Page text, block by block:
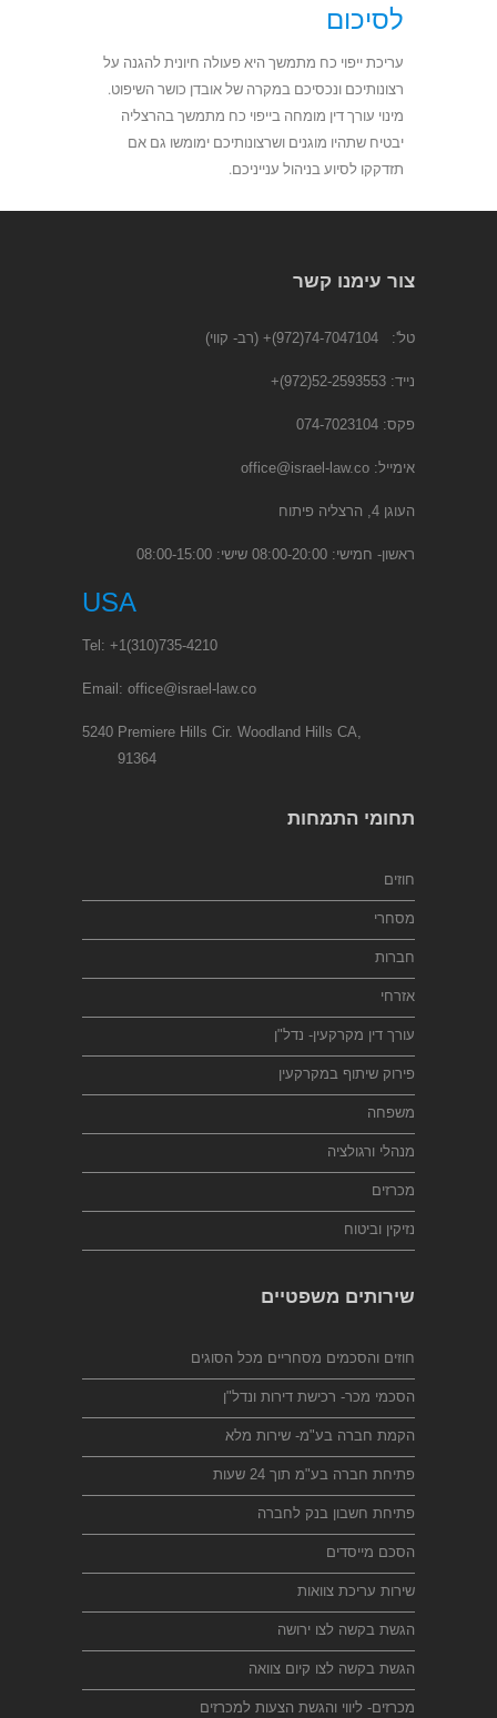
לסיכום
עריכת ייפוי כח מתמשך היא פעולה חיונית להגנה על
רצונותיכם ונכסיכם במקרה של אובדן כושר השיפוט.
מינוי עורך דין מומחה בייפוי כח מתמשך בהרצליה
יבטיח שתהיו מוגנים ושרצונותיכם ימומשו גם אם
תזדקקו לסיוע בניהול ענייניכם.
צור עימנו קשר
טל': 74-7047104(972)+ (רב- קווי)
נייד: 52-2593553(972)
+
פקס: 074-7023104
אימייל: office@israel-law.co
העוגן 4, הרצליה פיתוח
ראשון- חמישי: 08:00-20:00 שישי: 08:00-15:00
USA
Tel: +1(310)735-4210
Email: office@israel-law.co
5240 Premiere Hills Cir. Woodland Hills CA,
91364
תחומי התמחות
חוזים
מסחרי
חברות
אזרחי
עורך דין מקרקעין- נדל"ן
פירוק שיתוף במקרקעין
משפחה
מנהלי ורגולציה
מכרזים
נזיקין וביטוח
שירותים משפטיים
חוזים והסכמים מסחריים מכל הסוגים
הסכמי מכר- רכישת דירות ונדל"ן
הקמת חברה בע"מ- שירות מלא
פתיחת חברה בע"מ תוך 24 שעות
פתיחת חשבון בנק לחברה
הסכם מייסדים
שירות עריכת צוואות
הגשת בקשה לצו ירושה
הגשת בקשה לצו קיום צוואה
מכרזים- ליווי והגשת הצעות למכרזים